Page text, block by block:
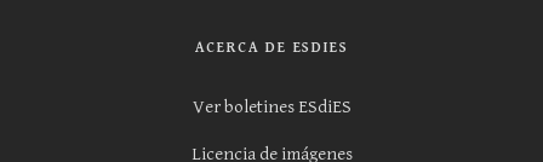
ACERCA DE ESDIES
Ver boletines ESdiES
Licencia de imágenes